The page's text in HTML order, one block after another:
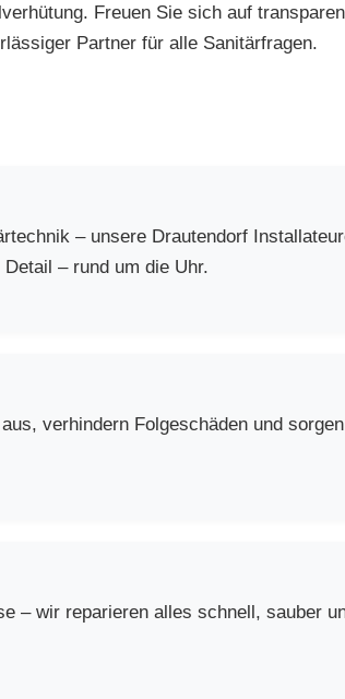
Freuen Sie sich auf
Partner für alle Sanitärfragen.
– unsere Drautendorf
– rund um die Uhr.
verhindern Folgeschäden und
– wir reparieren alles schnell, sauber